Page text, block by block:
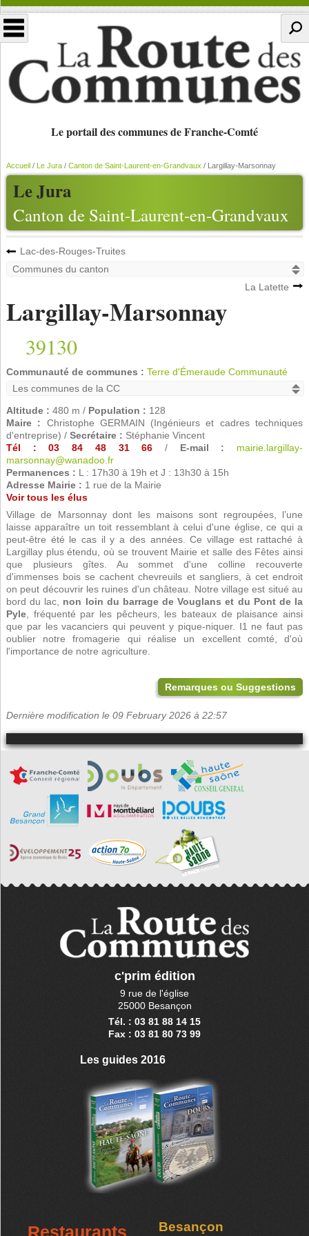
Le portail des communes de Franche-Comté
Le Jura
Canton de Saint-Laurent-en-Grandvaux
Accueil/ Le Jura/ Canton de Saint-Laurent-en-Grandvaux / Largillay-Marsonnay
Lac-des-Rouges-Truites
La Latette
Largillay-Marsonnay
39130
Communauté de communes : Terre d'Émeraude Communauté
Altitude : 480 m / Population : 128
Maire : Christophe GERMAIN (Ingénieurs et cadres techniques
d'entreprise) / Secrétaire : Stéphanie Vincent
Tél : 03 84 48 31 66 / E-mail :
mairie.largillay-
marsonnay@wanadoo.fr
Permanences : L : 17h30 à 19h et J : 13h30 à 15h
Adresse Mairie : 1 rue de la Mairie
Voir tous les élus
Village de Marsonnay dont les maisons sont regroupées, l’une
laisse apparaître un toit ressemblant à celui d'une église, ce qui a
peut-être été le cas il y a des années. Ce village est rattaché à
Largillay plus étendu, où se trouvent Mairie et salle des Fêtes ainsi
que plusieurs gîtes. Au sommet d'une colline recouverte
d'immenses bois se cachent chevreuils et sangliers, à cet endroit
on peut découvrir les ruines d'un château. Notre village est situé au
bord du lac, non loin du barrage de Vouglans et du Pont de la
Pyle, fréquenté par les pêcheurs, les bateaux de plaisance ainsi
que par les vacanciers qui peuvent y pique-niquer. I1 ne faut pas
oublier notre fromagerie qui réalise un excellent comté, d'où
l'importance de notre agriculture.
Remarques ou Suggestions
Dernière modification le 09 February 2026 à 22:57
c'prim édition
9 rue de l'église
25000 Besançon
Tél. : 03 81 88 14 15
Fax : 03 81 80 73 99
Les guides 2016
Restaurants Besançon